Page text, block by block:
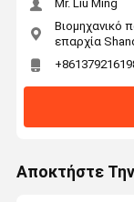
Mr. Liu Ming
Βιομηχανικό
επαρχία
Αποκτήστε